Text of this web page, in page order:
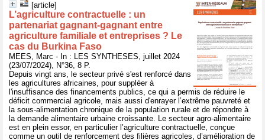
[article]
L’agriculture contractuelle : un
partenariat gagnant-gagnant entre
agriculture familiale et entreprises ? Le
cas du Burkina Faso
MEES, Marc - In : LES SYNTHESES, juillet 2024
(23/07/2024), N°36, 8 P.
Depuis vingt ans, le secteur privé s'est renforcé dans
les agricultures africaines, pour suppléer à
l'insuffisance des financements publics, ce qui a permis de réduire le
déficit commercial agricole, mais aussi d'enrayer l’extrême pauvreté et
la sous-alimentation chronique de la population rurale et de répondre à
la demande alimentaire urbaine croissante. Le secteur agro-alimentaire
est en plein essor, en particulier l’agriculture contractuelle, conçue
comme un outil de renforcement des filières agricoles, d’amélioration de